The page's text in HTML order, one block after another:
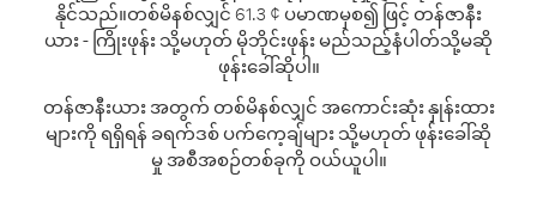
နိုင်သည်။တစ်မိနစ်လျှင် 61.3 ¢ ပမာဏမှစ၍ ဖြင့် တန်ဇာနီး
ယား - ကြိုးဖုန်း သို့မဟုတ် မိုဘိုင်းဖုန်း မည်သည့်နံပါတ်သို့မဆို
ဖုန်းခေါ်ဆိုပါ။
တန်ဇာနီးယား အတွက် တစ်မိနစ်လျှင် အကောင်းဆုံး နှုန်းထား
များကို ရရှိရန် ခရက်ဒစ် ပက်ကေ့ချ်များ သို့မဟုတ် ဖုန်းခေါ်ဆို
မှု အစီအစဉ်တစ်ခုကို ဝယ်ယူပါ။